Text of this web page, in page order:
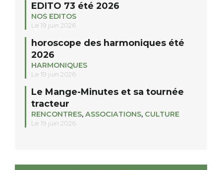
EDITO 73 été 2026
NOS EDITOS
Le 19 juin 2026
horoscope des harmoniques été
2026
HARMONIQUES
Le 19 juin 2026
Le Mange-Minutes et sa tournée
tracteur
RENCONTRES, ASSOCIATIONS, CULTURE
Le 19 juin 2026